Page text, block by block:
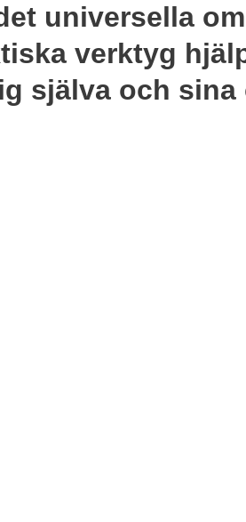
universella
verktyg
själva och